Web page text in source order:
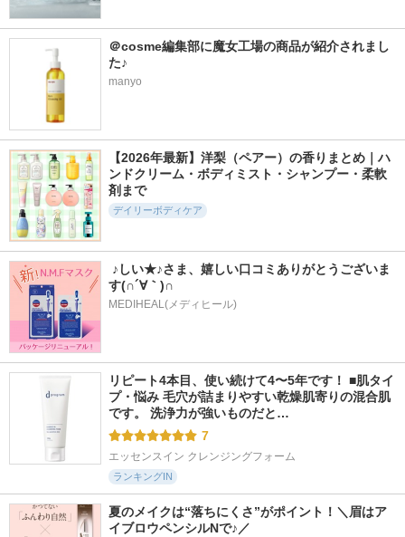
＠cosme編集部に魔女工場の商品が紹介されまし
た♪
manyo
【2026年最新】洋梨（ペアー）の香りまとめ｜ハ
ンドクリーム・ボディミスト・シャンプー・柔軟
剤まで
デイリーボディケア
♪しい★♪さま、嬉しい口コミありがとうございま
す(∩´∀｀)∩
MEDIHEAL(メディヒール)
リピート4本目、使い続けて4〜5年です！ ■肌タイ
プ・悩み 毛穴が詰まりやすい乾燥肌寄りの混合肌
です。 洗浄力が強いものだと…
7
エッセンスイン クレンジングフォーム
ランキングIN
夏のメイクは“落ちにくさ”がポイント！＼眉はア
イブロウペンシルNで♪／